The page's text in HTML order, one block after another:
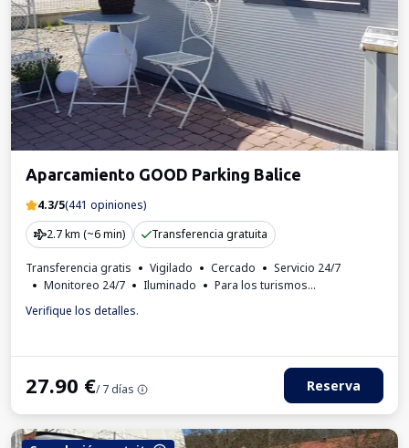
Aparcamiento GOOD Parking Balice
4.3/5(441 opiniones)
2.7 km (~6 min)
Transferencia gratuita
Transferencia gratis Vigilado Cercado
Servicio 24/7
Monitoreo 24/7
Iluminado
Para los turismos
Factura IVA
Verifique los detalles.
27.90 €/ 7 días Reserva